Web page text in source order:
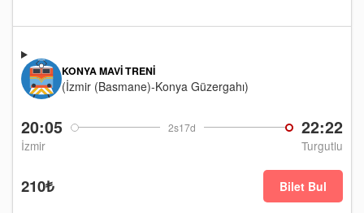
20:05 2s17d 22:22
İzmir Turgutlu
KONYA MAVI TRENI
(İzmir (Basmane)-Konya Güzergahı)
210₺ Bilet Bul